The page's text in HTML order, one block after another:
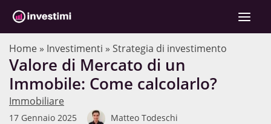
contenuto
Home » Investimenti » Strategia di investimento
Valore di Mercato di un
Immobile: Come calcolarlo?
Immobiliare
17 Gennaio 2025 Matteo Todeschi
C
r
c
a